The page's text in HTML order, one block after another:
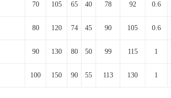
70 105 65 40 78 92 0.6
80 120 74 45 90 105 0.6
90 130 80 50 99 115 1
100 150 90 55 113 130 1